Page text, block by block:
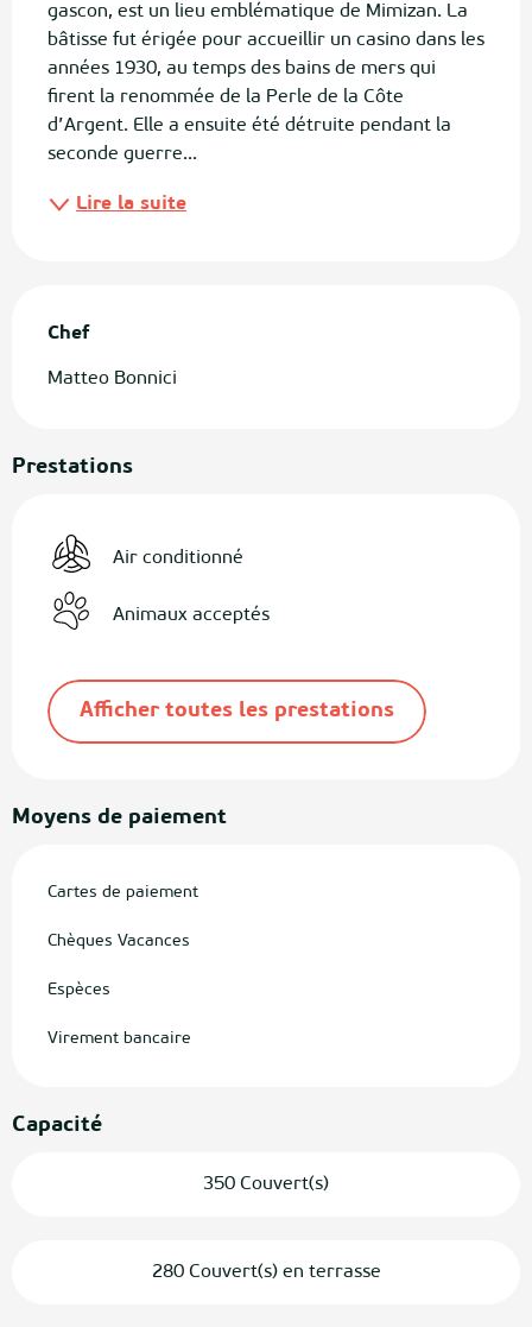
gascon, est un lieu emblématique de Mimizan. La
bâtisse fut érigée pour accueillir un casino dans les
années 1930, au temps des bains de mers qui
firent la renommée de la Perle de la Côte
d’Argent. Elle a ensuite été détruite pendant la
seconde guerre...
Lire la suite
Chef
Chef
Matteo Bonnici
Prestations
Air conditionné
Animaux acceptés
Afficher toutes les prestations
Moyens de paiement
Cartes de paiement
Chèques Vacances
Espèces
Virement bancaire
Capacité
350 Couvert(s)
280 Couvert(s) en terrasse